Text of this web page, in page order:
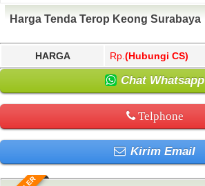
Harga Tenda Terop Keong Surabaya
HARGA Rp. (Hubungi CS)
Chat Whatsapp
Telphone
Kirim Email